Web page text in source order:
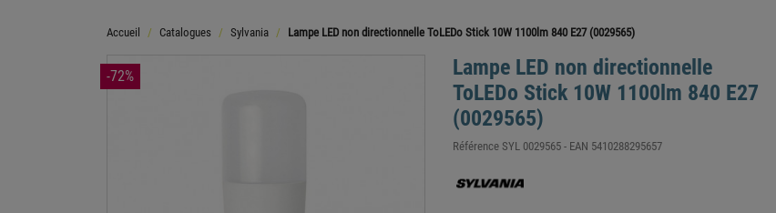
Accueil Catalogues Sylvania Lampe LED non directionnelle ToLEDo Stick 10W 1100lm 840 E27 (0029565)
-72%
Lampe LED non directionnelle
ToLEDo Stick 10W 1100lm 840 E27
(0029565)
Référence SYL 0029565 - EAN 5410288295657